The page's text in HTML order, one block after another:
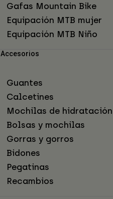
Gafas Mountain Bike
Equipación MTB mujer
Equipación MTB Niño
Accesorios
Guantes
Calcetines
Mochilas de hidratación
Bolsas y mochilas
Gorras y gorros
Bidones
Pegatinas
Recambios